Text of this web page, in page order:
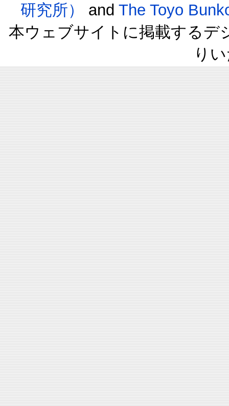
研究所） and The Toyo
本ウェブサイトに掲載するデ
り